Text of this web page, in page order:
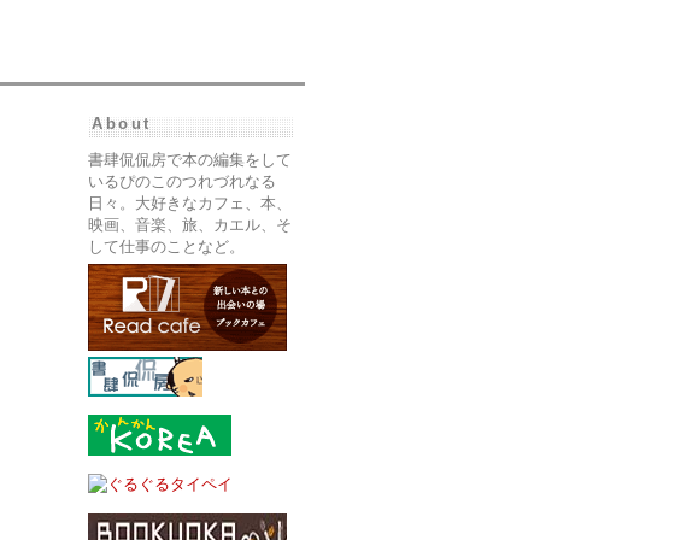
About
書肆侃侃房で本の編集をして
いるぴのこのつれづれなる
日々。大好きなカフェ、本、
映画、音楽、旅、カエル、そ
して仕事のことなど。